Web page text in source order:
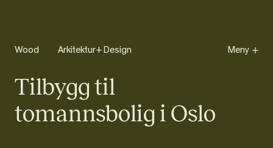
Wood Arkitektur+Design Meny
Tilbygg til
tomannsbolig i Oslo